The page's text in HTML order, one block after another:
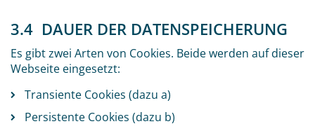
3.4 DAUER DER DATENSPEICHERUNG
Es gibt zwei Arten von Cookies. Beide werden auf dieser
Webseite eingesetzt:
Transiente Cookies (dazu a)
Persistente Cookies (dazu b)